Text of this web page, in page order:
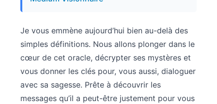
Je vous emmène aujourd’hui bien au-delà des
simples définitions. Nous allons plonger dans le
cœur de cet oracle, décrypter ses mystères et
vous donner les clés pour, vous aussi, dialoguer
avec sa sagesse. Prête à découvrir les
messages qu’il a peut-être justement pour vous